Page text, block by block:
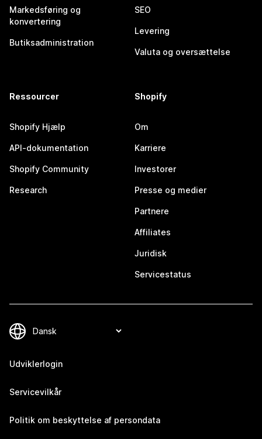
Markedsføring og
konvertering
Butiksadministration
SEO
Levering
Valuta og oversættelse
Ressourcer
Shopify Hjælp
API-dokumentation
Shopify Community
Research
Shopify
Om
Karriere
Investorer
Presse og medier
Partnere
Affiliates
Juridisk
Servicestatus
Udviklerlogin
Servicevilkår
Politik om beskyttelse af persondata